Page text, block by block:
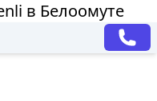
в Белоомуте